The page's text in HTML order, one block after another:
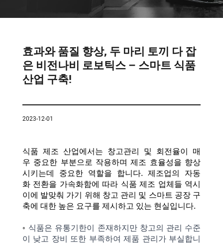
VNE40-
66
RCS 시스
템
RCS 시스
효과와 품질 향상, 두 마리 토끼 다 잡
은 비전나비 로보틱스 – 스마트 식품
산업 구축!
2023-12-01
식품 제조 산업에서는 창고관리 및 회전율이
매
우 중요한 부분으로 작용하며 제조 효율성을 향상
시키는데
중요한 역할을
합니다. 제조업의 자동
화 전환을 가속화함에 따라 식품 제조 업체들 역시
이에 발맞춰 가기
위해 창고 관리 및 스마트 공장 구
축에 대한 높은 요구를 제시하고 있는 현실입니다.
◦ 식품은 유통기한이 존재하지만 창고의 관리
수준
이
낮고 장비 또한 부족하여 제품 관리가 부실합니